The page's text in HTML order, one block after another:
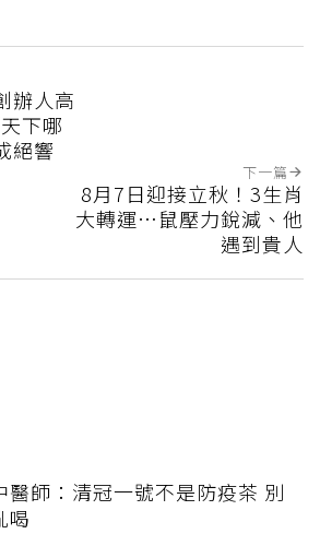
辦人高
下哪
絕響
下一篇
8月7日迎接立秋！3生肖
大轉運…鼠壓力銳減、他
遇到貴人
醫師：清冠一號不是防疫茶 別
喝